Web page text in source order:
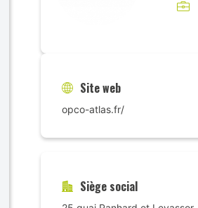
Site web
opco-atlas.fr/
Siège social